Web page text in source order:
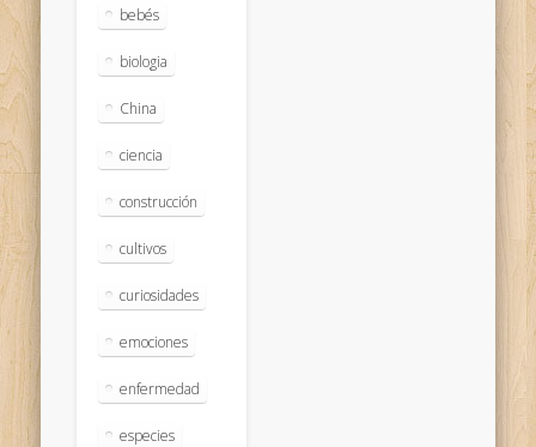
bebés
biologia
China
ciencia
construcción
cultivos
curiosidades
emociones
enfermedad
especies